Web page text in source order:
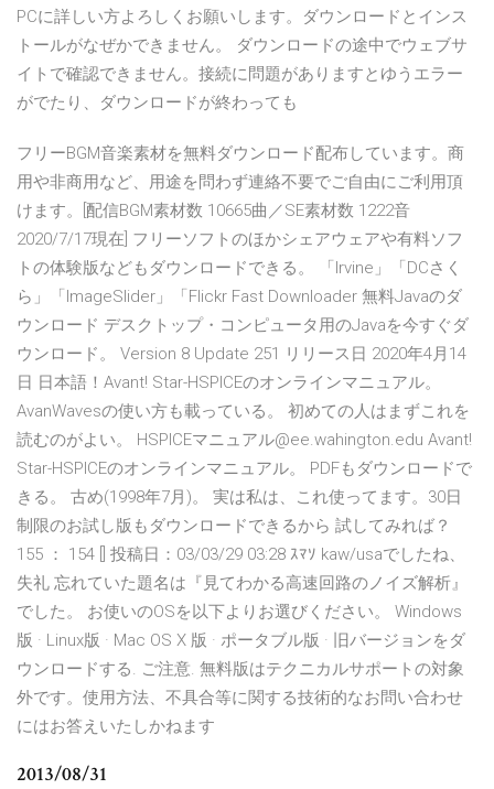
PCに詳しい方よろしくお願いします。ダウンロードとインス
トールがなぜかできません。 ダウンロードの途中でウェブサ
イトで確認できません。接続に問題がありますとゆうエラー
がでたり、ダウンロードが終わっても
フリーBGM音楽素材を無料ダウンロード配布しています。商
用や非商用など、用途を問わず連絡不要でご自由にご利用頂
けます。[配信BGM素材数 10665曲／SE素材数 1222音
2020/7/17現在] フリーソフトのほかシェアウェアや有料ソフ
トの体験版などもダウンロードできる。 「Irvine」「DCさく
ら」「ImageSlider」「Flickr Fast Downloader 無料Javaのダ
ウンロード デスクトップ・コンピュータ用のJavaを今すぐダ
ウンロード。 Version 8 Update 251 リリース日 2020年4月14
日 日本語！Avant! Star-HSPICEのオンラインマニュアル。
AvanWavesの使い方も載っている。 初めての人はまずこれを
読むのがよい。 HSPICEマニュアル@ee.wahington.edu Avant!
Star-HSPICEのオンラインマニュアル。 PDFもダウンロードで
きる。 古め(1998年7月)。 実は私は、これ使ってます。30日
制限のお試し版もダウンロードできるから 試してみれば？
155 ： 154 [] 投稿日：03/03/29 03:28 ｽﾏｿ kaw/usaでしたね、
失礼 忘れていた題名は『見てわかる高速回路のノイズ解析』
でした。 お使いのOSを以下よりお選びください。 Windows
版 · Linux版 · Mac OS X 版 · ポータブル版 · 旧バージョンをダ
ウンロードする. ご注意. 無料版はテクニカルサポートの対象
外です。使用方法、不具合等に関する技術的なお問い合わせ
にはお答えいたしかねます
2013/08/31